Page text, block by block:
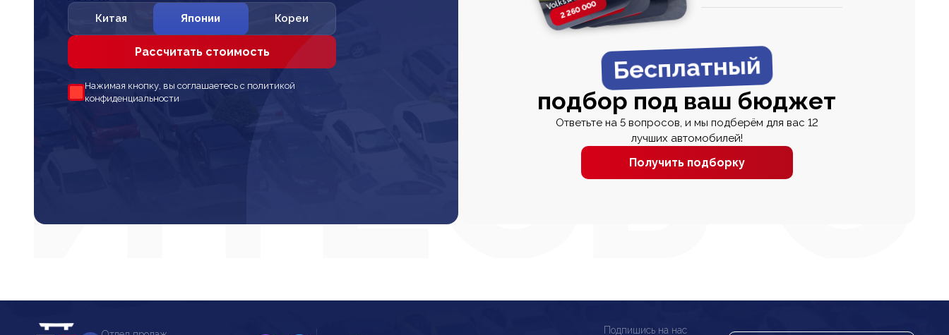
Китая Японии Кореи
Рассчитать стоимость
Нажимая кнопку, вы соглашаетесь с политикой
конфиденциальности
2 260 0002 820 000
2 820 0002 670 000
Бесплатный
подбор под ваш бюджет
Ответьте на 5 вопросов, и мы подберём для вас 12
лучших автомобилей!
Получить подборку
Подпишись на нас